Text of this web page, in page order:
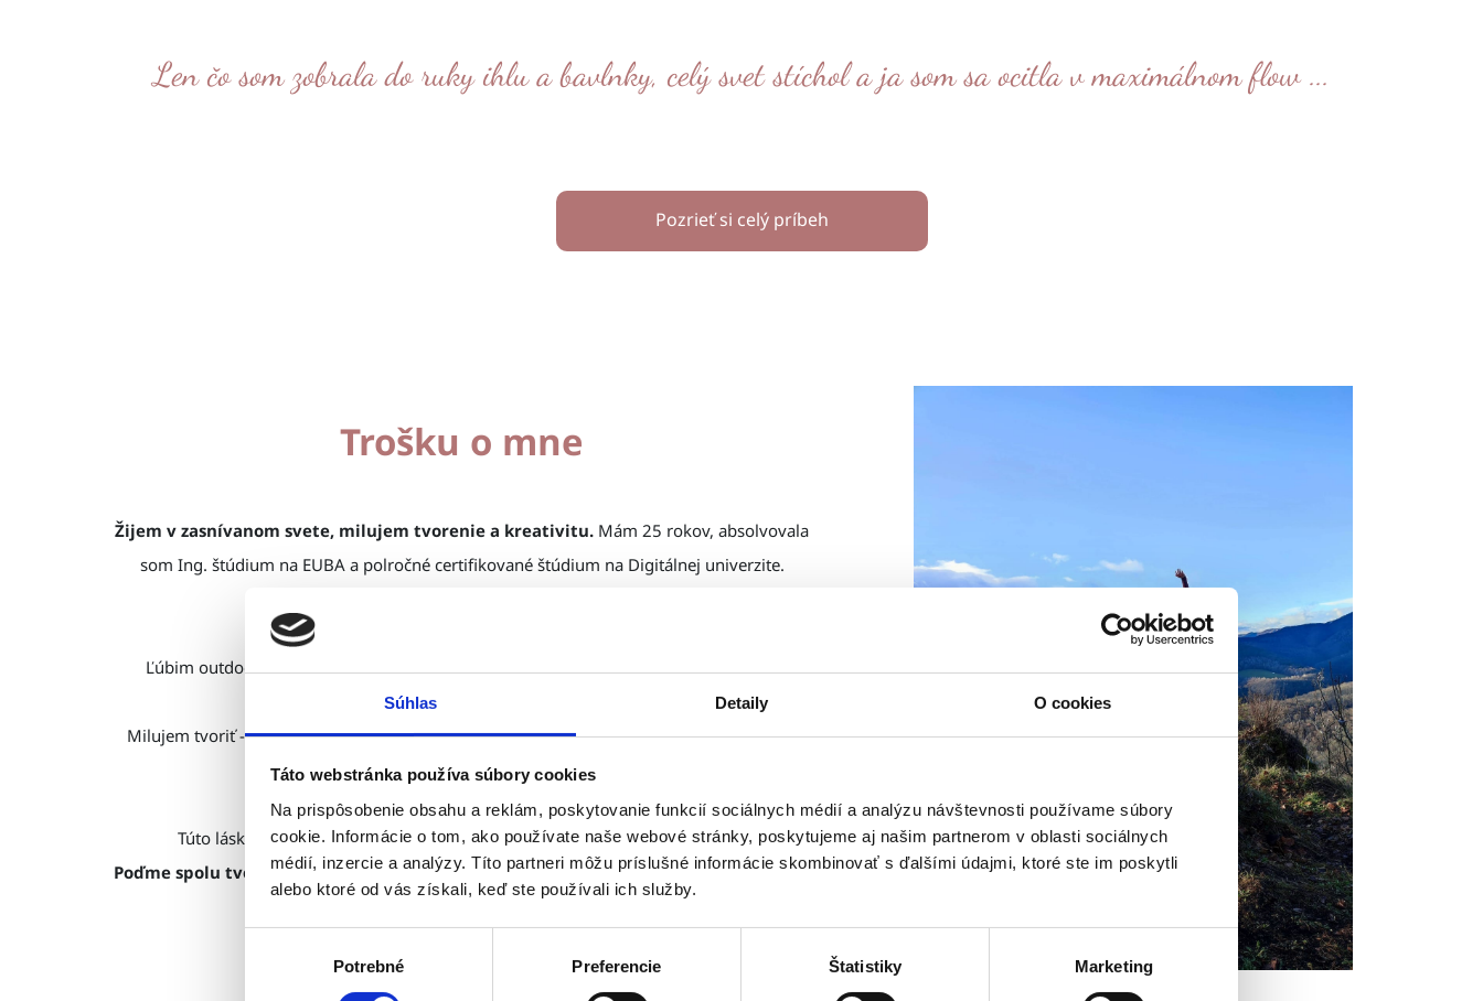
Súhlas Detaily O cookies
Táto webstránka používa súbory cookies
Na prispôsobenie obsahu a reklám, poskytovanie funkcií sociálnych médií a analýzu návštevnosti používame súbory
cookie. Informácie o tom, ako používate naše webové stránky, poskytujeme aj našim partnerom v oblasti sociálnych
médií, inzercie a analýzy. Títo partneri môžu príslušné informácie skombinovať s ďalšími údajmi, ktoré ste im poskytli
alebo ktoré od vás získali, keď ste používali ich služby.
Potrebné Preferencie Štatistiky Marketing
Len čo som zobrala do ruky ihlu a bavlnky, celý svet stíchol a ja som sa ocitla v maximálnom flow ...
Pozrieť si celý príbeh
Trošku o mne
Žijem v zasnívanom svete, milujem tvorenie a kreativitu. Mám 25 rokov, absolvovala
som Ing. štúdium na EUBA a polročné certifikované štúdium na Digitálnej univerzite.
Ľúbim outdoor - turistiku, cyklistiku, mtb, beh, skialp a prespávanie pod hviezdami.
Milujem tvoriť - maľovať, fotiť, dizajnovať, vyšívať, šiť, modelovať... no najviac ma očarilo
vyšívanie.
Túto lásku k tvoreniu chcem s vami zdieľať, preto som vytvorila SusanRosy.
Poďme spolu tvoriť krajší svet, oddýchnuť si, spomaliť a ľúbiť. Darujme si sebalásku